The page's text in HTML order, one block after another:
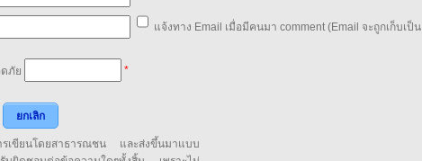
แจ้งทาง Email เมื่อมีคนมา comment (Email จะถูกเก็บเป็น
*
ยกเลิก
เขียนโดยสาธารณชน และส่งขึ้นมาแบบ